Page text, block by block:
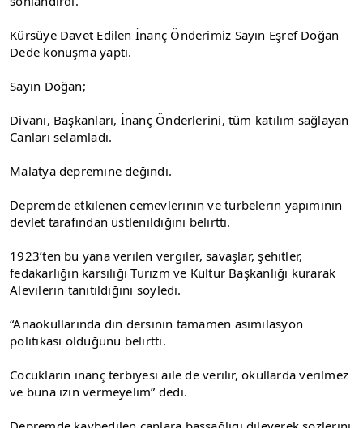
Kürsüye Davet Edilen İnanç Önderimiz Sayın Eşref Doğan
Dede konuşma yaptı.
Sayın Doğan;
Divanı, Başkanları, İnanç Önderlerini, tüm katılım sağlayan
Canları selamladı.
Malatya depremine değindi.
Depremde etkilenen cemevlerinin ve türbelerin yapımının
devlet tarafından üstlenildiğini belirtti.
1923’ten bu yana verilen vergiler, savaşlar, şehitler,
fedakarlığın karsılığı Turizm ve Kültür Başkanlığı kurarak
Alevilerin tanıtıldığını söyledi.
“Anaokullarında din dersinin tamamen asimilasyon
politikası olduğunu belirtti.
Cocukların inanç terbiyesi aile de verilir, okullarda verilmez
ve buna izin vermeyelim” dedi.